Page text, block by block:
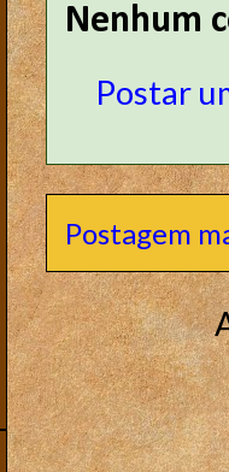
Nenhum
Postar
Postagem